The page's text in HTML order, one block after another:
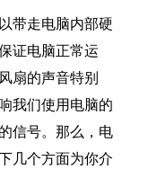
带走电脑内部硬
证电脑正常运
扇的声音特别
我们使用电脑的
信号。那么，电
几个方面为你介